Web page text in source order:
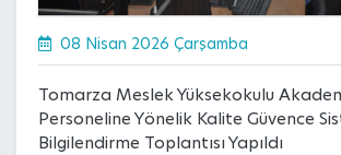
08 Nisan 2026 Çarşamba
Tomarza Meslek Yüksekokulu
Personeline Yönelik Kalite Güvence
Bilgilendirme Toplantısı Yapıldı